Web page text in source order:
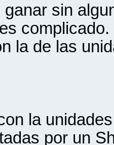
ganar sin
la de las
la
por un